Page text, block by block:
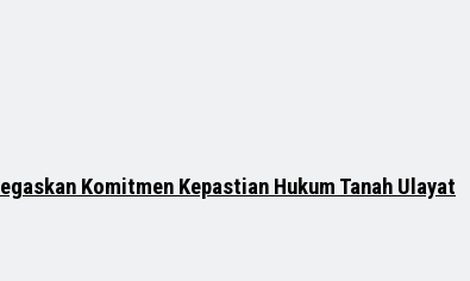
Komitmen Kepastian Hukum Tanah Ulayat